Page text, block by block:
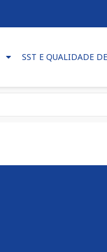
SST E QUALIDADE